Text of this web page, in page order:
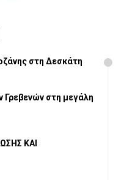
στη Δεσκάτη
Γρεβενών στη μεγάλη
ΚΑΙ